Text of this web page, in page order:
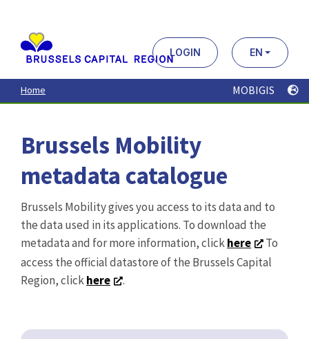
contenu
principal
LOGIN EN
Home MOBIGIS
Brussels Mobility
metadata catalogue
Brussels Mobility gives you access to its data and to
the data used in its applications. To download the
metadata and for more information, clickhere
To
access the official datastore of the Brussels Capital
Region, clickhere .